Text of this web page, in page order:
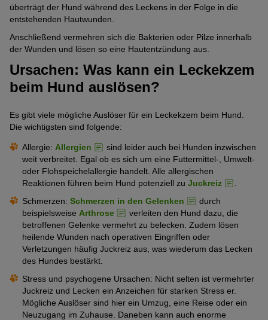
überträgt der Hund während des Leckens in der Folge in die
entstehenden Hautwunden.
Anschließend vermehren sich die Bakterien oder Pilze innerhalb
der Wunden und lösen so eine Hautentzündung aus.
Ursachen: Was kann ein Leckekzem
beim Hund auslösen?
Es gibt viele mögliche Auslöser für ein Leckekzem beim Hund.
Die wichtigsten sind folgende:
Allergie: Allergien
sind leider auch bei Hunden inzwischen
weit verbreitet. Egal ob es sich um eine Futtermittel-, Umwelt-
oder Flohspeichelallergie handelt. Alle allergischen
Reaktionen führen beim Hund potenziell zu Juckreiz
Schmerzen: Schmerzen in den Gelenken
durch
beispielsweise Arthrose
verleiten den Hund dazu, die
betroffenen Gelenke vermehrt zu belecken. Zudem lösen
heilende Wunden nach operativen Eingriffen oder
Verletzungen häufig Juckreiz aus, was wiederum das Lecken
des Hundes bestärkt.
Stress und psychogene Ursachen: Nicht selten ist vermehrter
Juckreiz und Lecken ein Anzeichen für starken Stress er.
Mögliche Auslöser sind hier ein Umzug, eine Reise oder ein
Neuzugang im Zuhause. Daneben kann auch enorme